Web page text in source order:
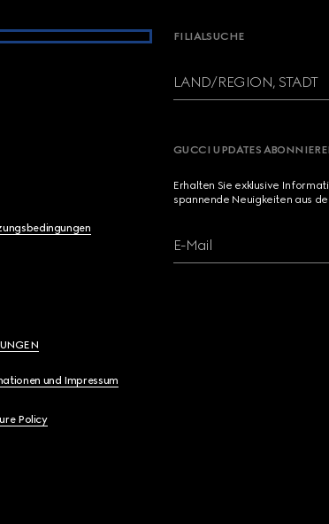
und Impressum
Policy
FILIALSUCHE
LAND/REGION, STADT
GUCCI UPDATES
Erhalten Sie exklusive
spannende Neuigkeiten aus
E-Mail